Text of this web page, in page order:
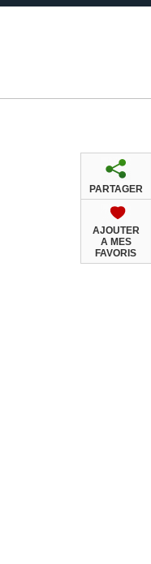
PARTAGER
AJOUTER
A MES
FAVORIS